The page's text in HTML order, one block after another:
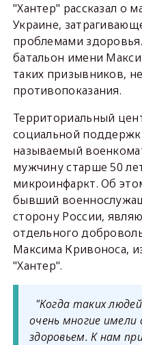
"Хантер" рассказал о
Украине,
проблемами
батальон имени
таких призывников,
противопоказания.
Территориальный
социальной
называемый
мужчину старше 50
микроинфаркт. Об
бывший
сторону России,
отдельного
Максима Кривоноса,
"Хантер".
"Когда таких
очень многие имели
здоровьем. К нам